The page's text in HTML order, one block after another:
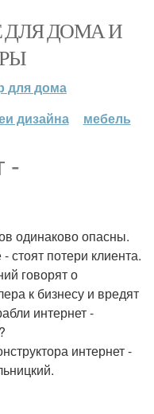
ДЛЯ ДОМА И
для дома
дизайна мебель
-
одинаково опасны.
потери клиента.
говорят о
к бизнесу и вредят
интернет -
интернет -